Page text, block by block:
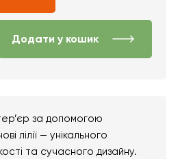
Додати у кошик
за допомогою
лілії — унікального
та сучасного дизайну.